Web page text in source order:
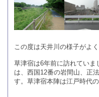
この度は天井川の様子がよ
草津宿は6年前に訪れてい
は、西国12番の岩間山、正
す。草津宿本陣は江戸時代